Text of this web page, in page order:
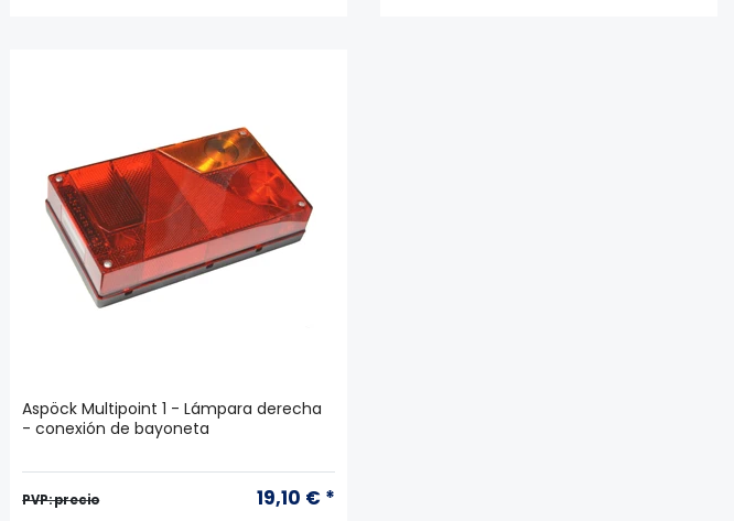
Aspöck Multipoint 1 - Lámpara derecha
- conexión de bayoneta
PVP: precio 19,10 € *